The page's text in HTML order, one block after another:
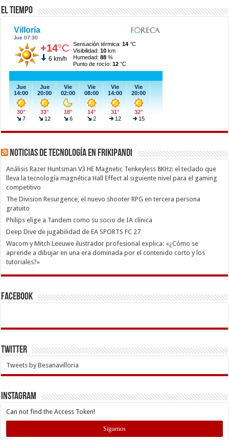
El Tiempo
Noticias de Tecnología en Frikipandi
Análisis Razer Huntsman V3 HE Magnetic Tenkeyless 8KHz: el teclado que
lleva la tecnología magnética Hall Effect al siguiente nivel para el gaming
competitivo
The Division Resurgence, el nuevo shooter RPG en tercera persona
gratuito
Philips elige a Tandem como su socio de IA clínica
Deep Dive de jugabilidad de EA SPORTS FC 27
Wacom y Mitch Leeuwe ilustrador profesional explica: «¿Cómo se
aprende a dibujar en una era dominada por el contenido corto y los
tutoriales?»
Facebook
Twitter
Tweets by Besanavilloria
INSTAGRAM
Can not find the Access Token!
Siguenos